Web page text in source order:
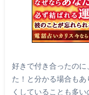
好きで付き合ったの
た！と分かる場合も
くしていることも多